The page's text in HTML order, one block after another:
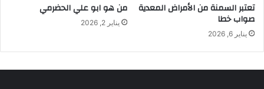
تعتبر السمنة من الأمراض المعدية
صواب خطا
يناير 6, 2026
من هو ابو علي الحضرمي
يناير 2, 2026